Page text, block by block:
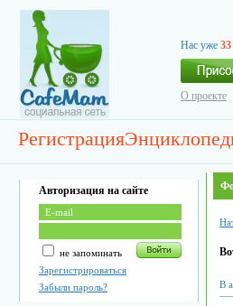
Нас уже
О проекте
Регистрация
Авторизация на сайте
не запоминать
Зарегистрироваться
Забыли пароль?
В